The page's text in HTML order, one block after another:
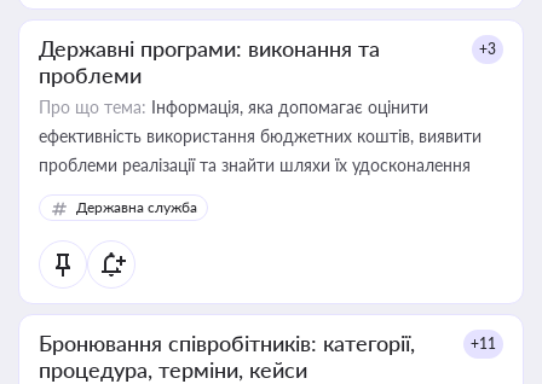
Державні програми: виконання та
проблеми
+3
Про що тема: Інформація, яка допомагає оцінити
ефективність використання бюджетних коштів, виявити
проблеми реалізації та знайти шляхи їх удосконалення
Державна служба
Бронювання співробітників: категорії,
процедура, терміни, кейси
+11